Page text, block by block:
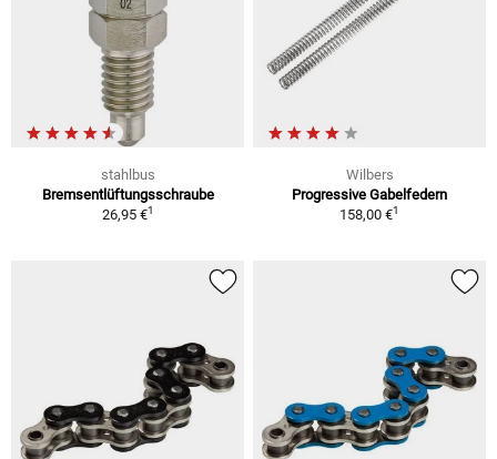
stahlbus
Bremsentlüftungsschraube
26,95 €1
Wilbers
Progressive Gabelfedern
158,00 €1